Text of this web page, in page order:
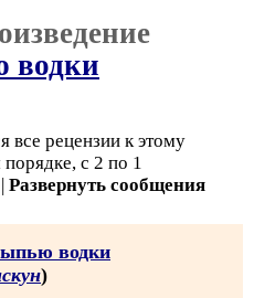
водки
все рецензии к этому
с 2 по 1
| Развернуть сообщения
водки
)